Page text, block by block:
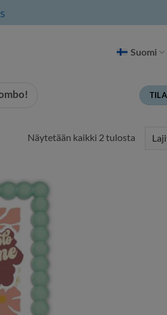
Suomi
Näytetään kaikki 2 tulosta